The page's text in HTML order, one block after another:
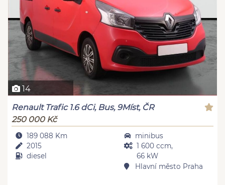
14
Renault Trafic 1.6 dCi, Bus, 9Míst, ČR
250 000 Kč
189 088 Km
2015
diesel
minibus
1 600 ccm,
66 kW
Hlavní město Praha